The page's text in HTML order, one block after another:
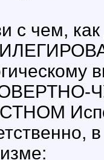
с чем,